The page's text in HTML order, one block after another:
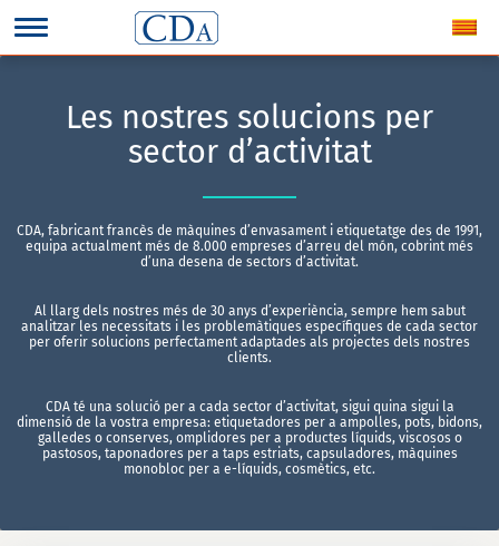
Les nostres solucions per
sector d’activitat
CDA, fabricant francès de màquines d’envasament i etiquetatge des de 1991,
equipa actualment més de 8.000 empreses d’arreu del món, cobrint més
d’una desena de sectors d’activitat.
Al llarg dels nostres més de 30 anys d’experiència, sempre hem sabut
analitzar les necessitats i les problemàtiques específiques de cada sector
per oferir solucions perfectament adaptades als projectes dels nostres
clients.
CDA té una solució per a cada sector d’activitat, sigui quina sigui la
dimensió de la vostra empresa: etiquetadores per a ampolles, pots, bidons,
galledes o conserves, omplidores per a productes líquids, viscosos o
pastosos, taponadores per a taps estriats, capsuladores, màquines
monobloc per a e-líquids, cosmètics, etc.